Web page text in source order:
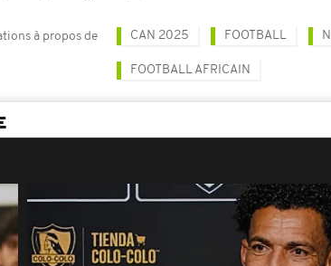
à propos de CAN 2025 FOOTBALL
FOOTBALL AFRICAIN